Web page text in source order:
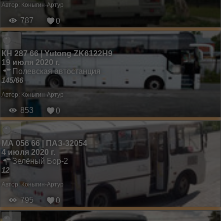
Автор: Коныгин-Артур
787 0
КН 287 66 | Yutong ZK6122H9
19 июля 2020 г.
Полевская автостанция
145/66
Автор: Коныгин-Артур
853 0
МА 056 66 | ПАЗ-32054
4 июля 2020 г.
Зелёный Бор-2
12
Автор:Коныгин-Артур
795 0